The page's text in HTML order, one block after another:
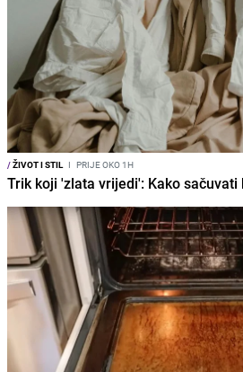
/ŽIVOT I STIL I PRIJE OKO 1H
Trik koji 'zlata vrijedi': Kako